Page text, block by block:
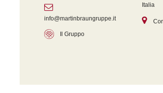
info@martinbraungruppe.it
Il Gruppo
Italia